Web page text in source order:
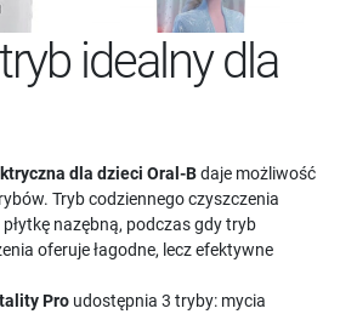
idealny dla
dla dzieci Oral-Bdaje możliwość
Tryb codziennego czyszczenia
nazębną, podczas gdy tryb
oferuje łagodne, lecz efektywne
Pro udostępnia 3 tryby: mycia